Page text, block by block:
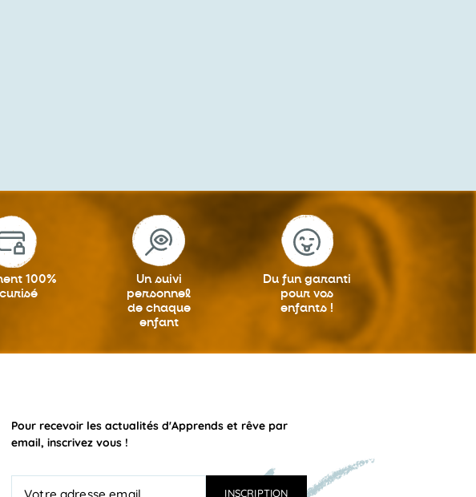
100%
Un suivi
personnel
de chaque
enfant
Du fun garanti
pour vos
enfants !
Pour recevoir les actualités d'Apprends et rêve par
email, inscrivez vous !